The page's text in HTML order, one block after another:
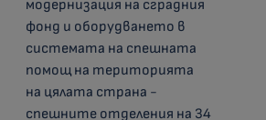
модернизация на сградния
фонд и оборудването в
системата на спешната
помощ на територията
на цялата страна -
спешните отделения на 34